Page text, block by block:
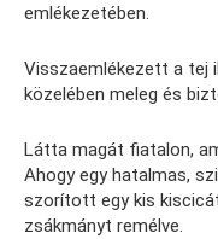
emlékezetében.
Visszaemlékezett a tej
közelében meleg és
Látta magát fiatalon,
Ahogy egy hatalmas,
szorított egy kis
zsákmányt remélve.